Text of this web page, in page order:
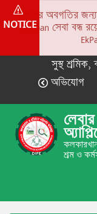
NOTICE
সকলের অবগতির জন্য
Chalaan সেবা বন্ধ
সুস্থ
অভিযোগ
শ্রম ও